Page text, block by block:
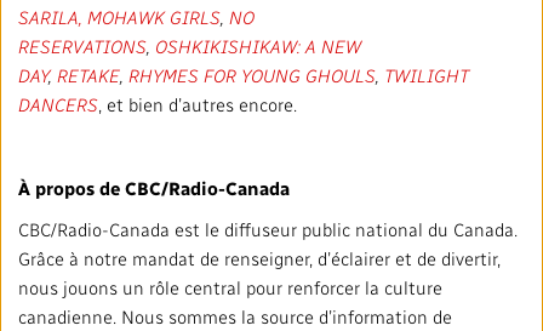
SARILA, MOHAWK GIRLS NO
RESERVATIONS OSHKIKISHIKAW: A NEW
DAY, RETAKE RHYMES FOR YOUNG GHOULS TWILIGHT
DANCERS , et bien d’autres encore.
À propos de CBC/Radio-Canada
CBC/Radio-Canada est le diffuseur public national du Canada.
Grâce à notre mandat de renseigner, d’éclairer et de divertir,
nous jouons un rôle central pour renforcer la culture
canadienne. Nous sommes la source d’information de